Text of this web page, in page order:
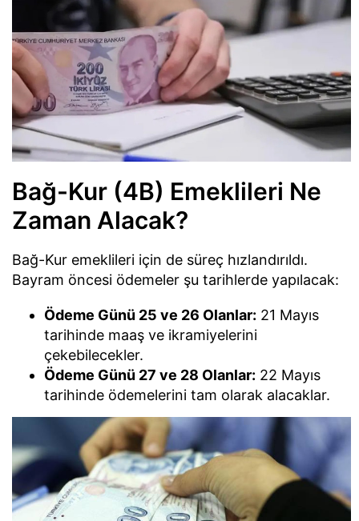
Bağ-Kur (4B) Emeklileri Ne
Zaman Alacak?
Bağ-Kur emeklileri için de süreç hızlandırıldı.
Bayram öncesi ödemeler şu tarihlerde yapılacak:
Ödeme Günü 25 ve 26 Olanlar: 21 Mayıs
tarihinde maaş ve ikramiyelerini
çekebilecekler.
Ödeme Günü 27 ve 28 Olanlar: 22 Mayıs
tarihinde ödemelerini tam olarak alacaklar.